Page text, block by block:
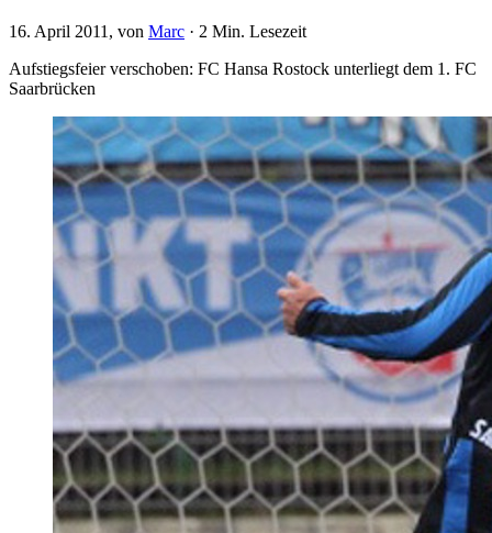
16. April 2011 , von Marc · 2 Min. Lesezeit
Aufstiegsfeier verschoben: FC Hansa Rostock unterliegt dem 1. FC
Saarbrücken